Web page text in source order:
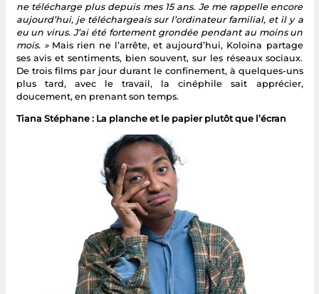
ne télécharge plus depuis mes 15 ans. Je me rappelle encore
aujourd’hui, je téléchargeais sur l’ordinateur familial, et il y a
eu un virus. J’ai été fortement grondée pendant au moins un
mois. » Mais rien ne l’arrête, et aujourd’hui, Koloina partage
ses avis et sentiments, bien souvent, sur les réseaux sociaux.
De trois films par jour durant le confinement, à quelques-uns
plus tard, avec le travail, la cinéphile sait apprécier,
doucement, en prenant son temps.
Tiana Stéphane : La planche et le papier plutôt que l’écran